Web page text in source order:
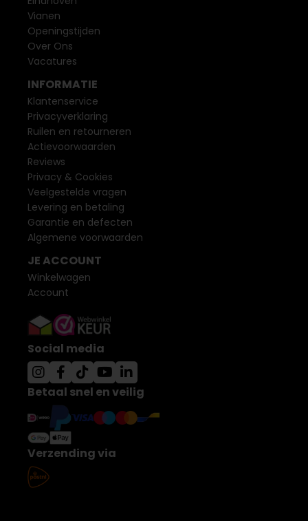
Vianen
Openingstijden
Over Ons
Vacatures
INFORMATIE
Klantenservice
Privacyverklaring
Ruilen en retourneren
Actievoorwaarden
Reviews
Privacy & Cookies
Veelgestelde vragen
Levering en betaling
Garantie en defecten
Algemene voorwaarden
JE ACCOUNT
Winkelwagen
Account
Social media
Betaal snel en veilig
Verzending via